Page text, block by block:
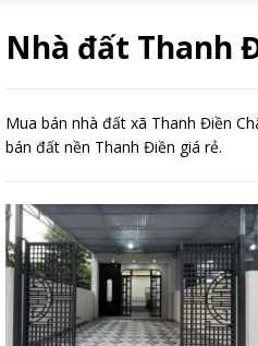
Nhà đất Thanh
Mua bán nhà đất xã Thanh Điền
bán đất nền Thanh Điền giá rẻ.